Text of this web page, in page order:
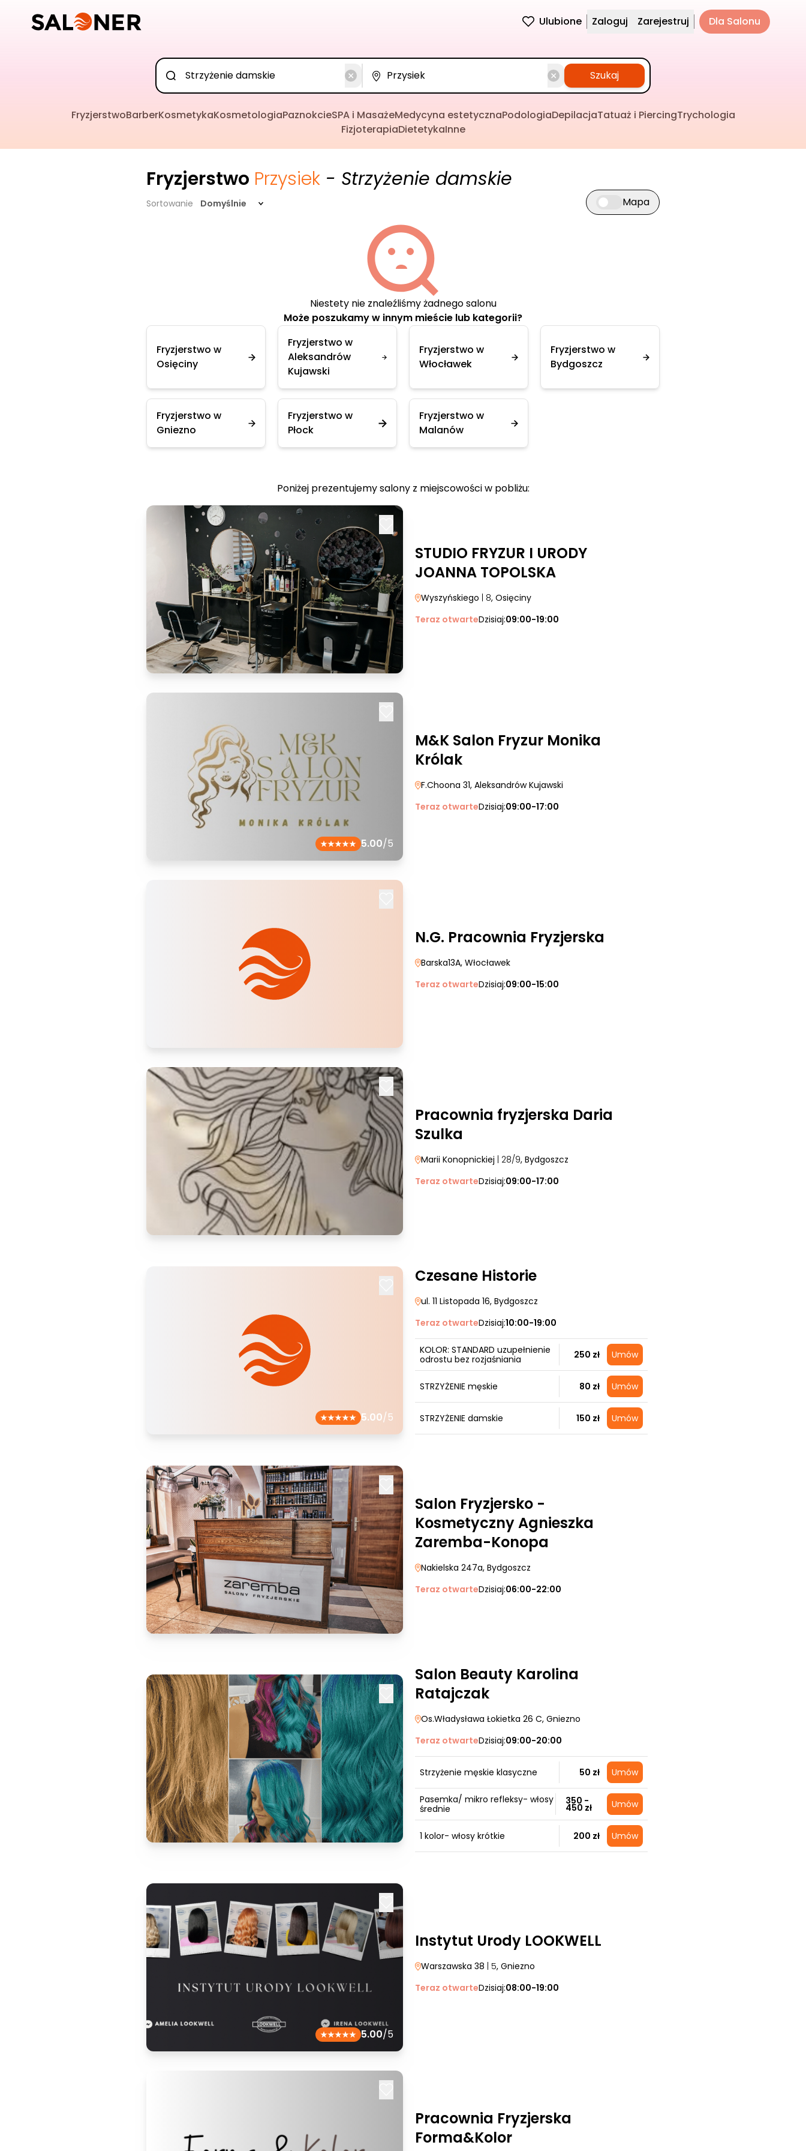
Ulubione Zaloguj Zarejestruj Dla Salonu
Szukaj
FryzjerstwoBarberKosmetykaKosmetologiaPaznokcieSPA i MasażeMedycyna estetycznaPodologiaDepilacjaTatuaż i PiercingTrychologia
FizjoterapiaDietetykaInne
Fryzjerstwo Przysiek - Strzyżenie damskie
Sortowanie Domyślnie Przełącz widok mapy
Mapa
Niestety nie znaleźliśmy żadnego salonu
Może poszukamy w innym mieście lub kategorii?
Fryzjerstwo w
Osięciny
Fryzjerstwo w
Aleksandrów
Kujawski
Fryzjerstwo w
Włocławek
Fryzjerstwo w
Bydgoszcz
Fryzjerstwo w
Gniezno
Fryzjerstwo w
Płock
Fryzjerstwo w
Malanów
Poniżej prezentujemy salony z miejscowości w pobliżu:
STUDIO FRYZUR I URODY
JOANNA TOPOLSKA
Wyszyńskiego | 8, Osięciny
Teraz otwarteDzisiaj:09:00-19:00
5.00/5
M&K Salon Fryzur Monika
Królak
F.Choona 31, Aleksandrów Kujawski
Teraz otwarteDzisiaj:09:00-17:00
N.G. Pracownia Fryzjerska
Barska13A, Włocławek
Teraz otwarteDzisiaj:09:00-15:00
Pracownia fryzjerska Daria
Szulka
Marii Konopnickiej | 28/9, Bydgoszcz
Teraz otwarteDzisiaj:09:00-17:00
5.00/5
Czesane Historie
ul. 11 Listopada 16, Bydgoszcz
Teraz otwarteDzisiaj:10:00-19:00
KOLOR: STANDARD uzupełnienie
odrostu bez rozjaśniania
250 zł Umów
STRZYŻENIE męskie 80 zł Umów
STRZYŻENIE damskie 150 zł Umów
Salon Fryzjersko -
Kosmetyczny Agnieszka
Zaremba-Konopa
Nakielska 247a, Bydgoszcz
Teraz otwarteDzisiaj:06:00-22:00
Salon Beauty Karolina
Ratajczak
Os.Władysława Łokietka 26 C, Gniezno
Teraz otwarteDzisiaj:09:00-20:00
Strzyżenie męskie klasyczne 50 zł Umów
Pasemka/ mikro refleksy- włosy
średnie
350 -
450 zł Umów
1 kolor- włosy krótkie 200 zł Umów
5.00/5
Instytut Urody LOOKWELL
Warszawska 38 | 5, Gniezno
Teraz otwarteDzisiaj:08:00-19:00
Pracownia Fryzjerska
Forma&Kolor